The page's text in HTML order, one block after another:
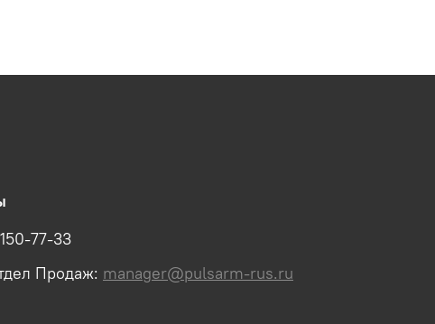
77-33
Продаж: manager@pulsarm-rus.ru